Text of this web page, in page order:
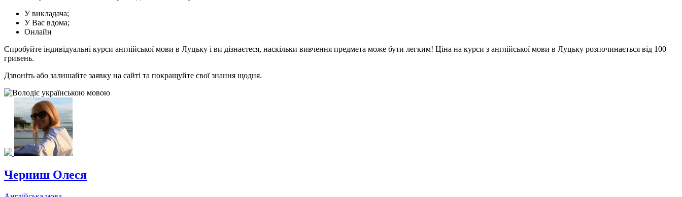
У викладача;
У Вас вдома;
Онлайн
Спробуйте індивідуальні курси англійської мови в Луцьку і ви дізнаєтеся, наскільки вивчення предмета може бути легким! Ціна на курси з англійської мови в Луцьку розпочинається від 100
гривень.
Дзвоніть або залишайте заявку на сайті та покращуйте свої знання щодня.
Черниш Олеся